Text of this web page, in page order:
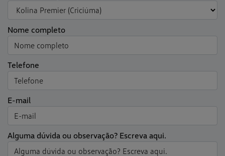
Nome completo
Telefone
E-mail
Alguma dúvida ou observação? Escreva aqui.